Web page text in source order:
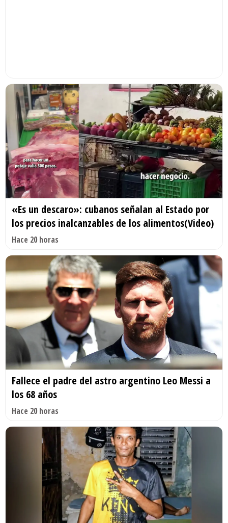
«Es un descaro»: cubanos señalan al Estado por
los precios inalcanzables de los alimentos(Video)
Hace 20 horas
Fallece el padre del astro argentino Leo Messi a
los 68 años
Hace 20 horas